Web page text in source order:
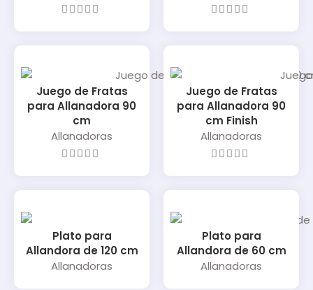
Juego de Fratas
para Allanadora 90
cm
Allanadoras
Juego de Fratas
para Allanadora 90
cm Finish
Allanadoras
Plato para
Allandora de 120 cm
Allanadoras
Plato para
Allandora de 60 cm
Allanadoras